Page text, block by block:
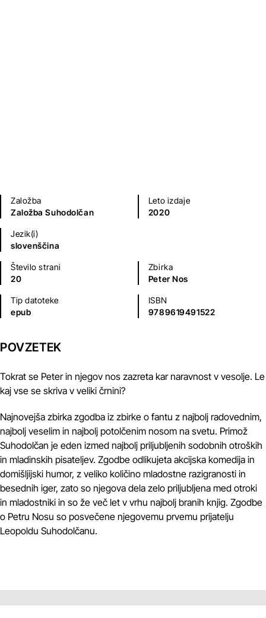
Založba
Založba Suhodolčan
Leto izdaje
2020
Jezik(i)
slovenščina
Število strani
20
Zbirka
Peter Nos
Tip datoteke
epub
ISBN
9789619491522
POVZETEK
Tokrat se Peter in njegov nos zazreta kar naravnost v vesolje. Le
kaj vse se skriva v veliki črnini?
Najnovejša zbirka zgodba iz zbirke o fantu z najbolj radovednim,
najbolj veselim in najbolj potolčenim nosom na svetu. Primož
Suhodolčan je eden izmed najbolj priljubljenih sodobnih otroških
in mladinskih pisateljev. Zgodbe odlikujeta akcijska komedija in
domišljijski humor, z veliko količino mladostne razigranosti in
besednih iger, zato so njegova dela zelo priljubljena med otroki
in mladostniki in so že več let v vrhu najbolj branih knjig. Zgodbe
o Petru Nosu so posvečene njegovemu prvemu prijatelju
Leopoldu Suhodolčanu.